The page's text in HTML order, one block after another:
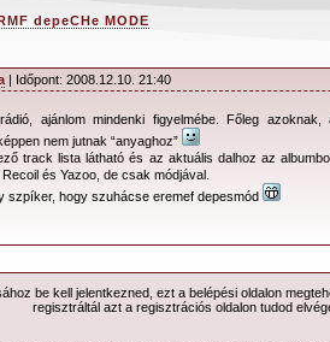
depeCHe MODE
| Időpont: 2008.12.10. 21:40
ajánlom mindenki figyelmébe. Főleg
nem jutnak “anyaghoz”
track lista látható és az aktuális dalhoz az
és Yazoo, de csak módjával.
szpíker, hogy szuhácse eremef depesmód
be kell jelentkezned, ezt a belépésioldalon
regisztráltál azt a regisztrációs oldalon tudod